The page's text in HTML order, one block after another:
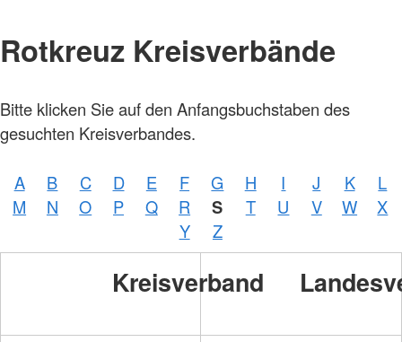
Rotkreuz Kreisverbände
Bitte klicken Sie auf den Anfangsbuchstaben des
gesuchten Kreisverbandes.
A B C D E F G H I J K
L
M
N O P Q R S T U V W
X
Y
Z
Kreisverband